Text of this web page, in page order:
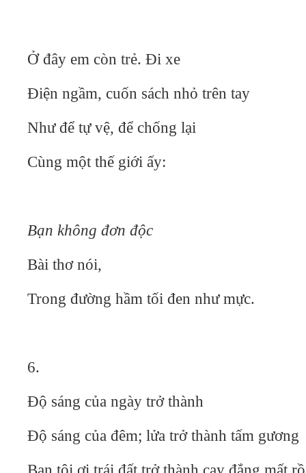
Ở đây em còn trẻ. Đi xe
Điện ngầm, cuốn sách nhỏ trên tay
Như để tự vệ, để chống lại
Cùng một thế giới ấy:
Bạn không đơn độc
Bài thơ nói,
Trong đường hầm tối đen như mực.
6.
Độ sáng của ngày trở thành
Độ sáng của đêm; lửa trở thành tấm gương